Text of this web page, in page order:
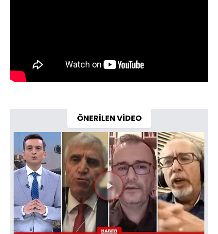
ÖNERİLEN VİDEO
Videoyu
Oynat